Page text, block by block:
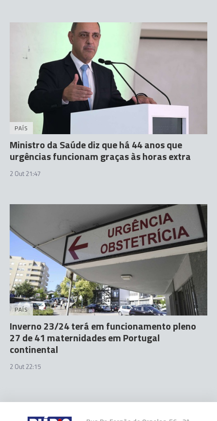
PAÍS
Ministro da Saúde diz que há 44 anos que
urgências funcionam graças às horas extra
2 Out 21:47
PAÍS
Inverno 23/24 terá em funcionamento pleno
27 de 41 maternidades em Portugal
continental
2 Out 22:15